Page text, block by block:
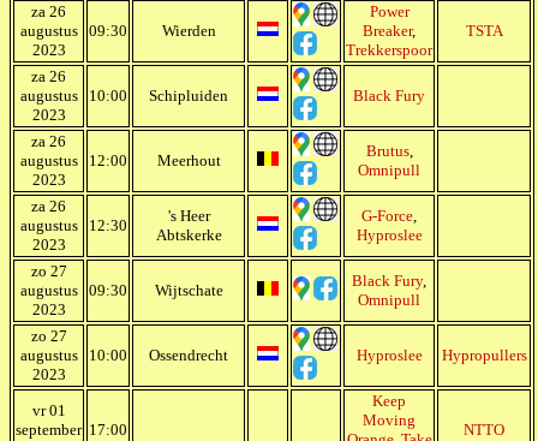
za 26
augustus
2023
09:30 Wierden
Power
Breaker,
Trekkerspoor
TSTA
za 26
augustus
2023
10:00 Schipluiden Black Fury
za 26
augustus
2023
12:00 Meerhout
Brutus,
Omnipull
za 26
augustus
2023
12:30
's Heer
Abtskerke
G-Force
Hyproslee
zo 27
augustus
2023
09:30 Wijtschate
Black Fury,
Omnipull
zo 27
augustus
2023
10:00 Ossendrecht Hyproslee Hypropullers
vr 01
september 17:00
Keep
Moving
NTTO